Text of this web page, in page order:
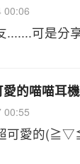
00:06
.......可是
的喵喵耳
00:55
可愛的